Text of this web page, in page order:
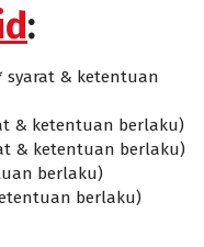
:
syarat & ketentuan
& ketentuan berlaku)
& ketentuan berlaku)
berlaku)
berlaku)